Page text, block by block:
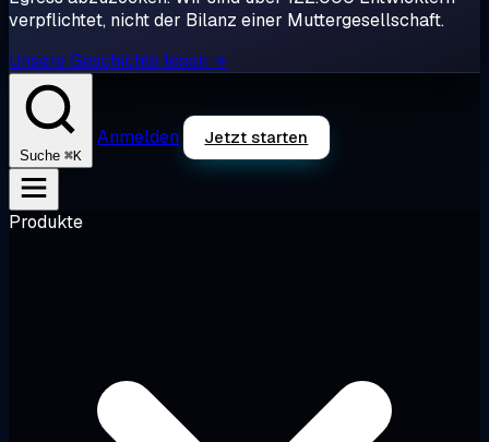
verpflichtet, nicht der Bilanz einer Muttergesellschaft.
Unsere Geschichte lesen →
Suche ⌘K
Anmelden Jetzt starten
Produkte